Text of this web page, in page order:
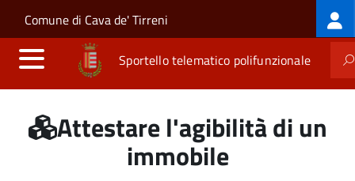
Salta al contenuto principale
Skip to site navigation
Comune di Cava de' Tirreni
Sportello telematico polifunzionale
Attestare l'agibilità di un
immobile